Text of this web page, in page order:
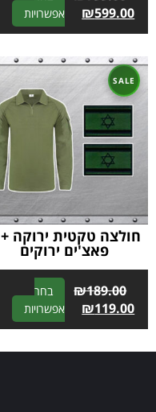
₪599.00
אפשרויות
l
e
r
n
a
t
i
v
e
פאצ'ים ירוקים
₪189.00
₪119.00
בחר
אפשרויות
l